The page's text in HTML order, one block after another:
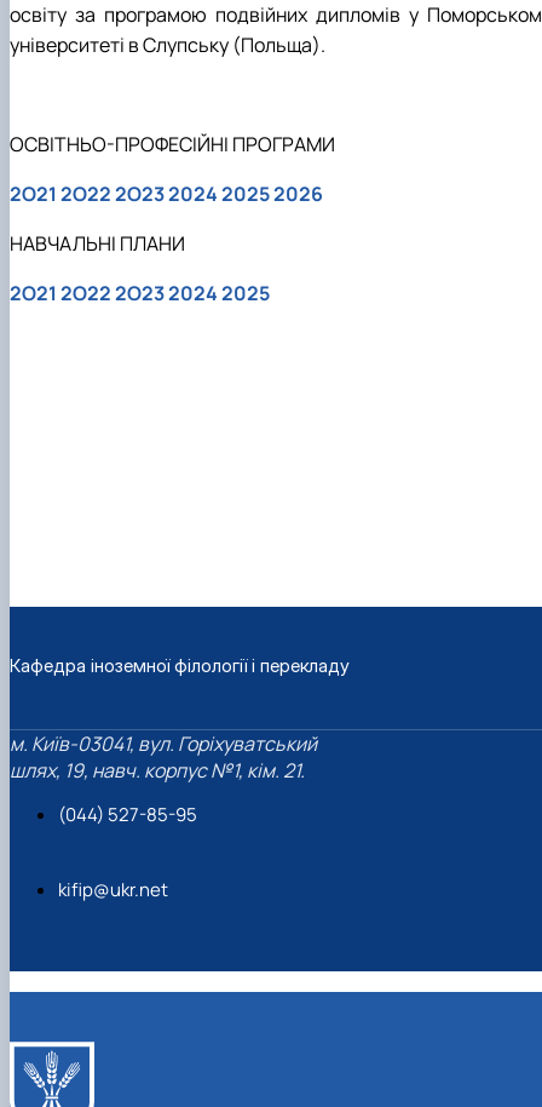
освіту за програмою подвійних дипломів у
університеті в Слупську (Польща).
ОСВІТНЬО-ПРОФЕСІЙНІ ПРОГРАМИ
2O21 2O222O23202420252026
НАВЧАЛЬНІ ПЛАНИ
2O21 2O222O2320242025
Кафедра іноземної філології і перекладу
м. Київ-03041, вул. Горіхуватський
шлях, 19, навч. корпус №1, кім. 21.
(044) 527-85-95
kifip@ukr.net